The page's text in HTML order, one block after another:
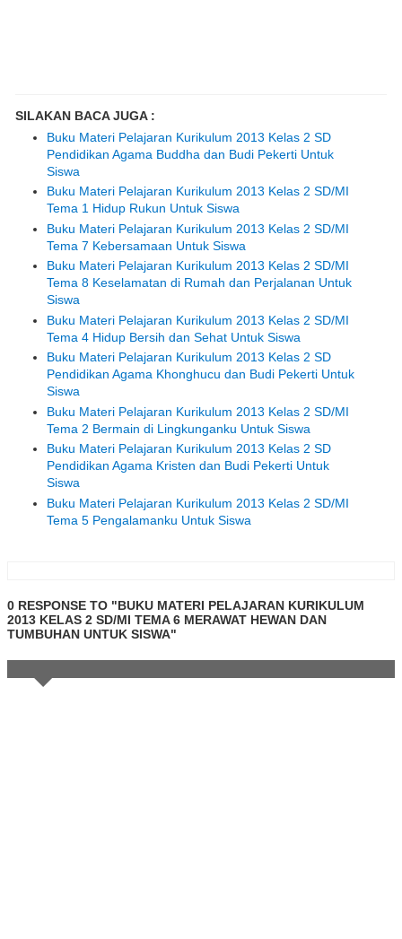
SILAKAN BACA JUGA :
Buku Materi Pelajaran Kurikulum 2013 Kelas 2 SD
Pendidikan Agama Buddha dan Budi Pekerti Untuk
Siswa
Buku Materi Pelajaran Kurikulum 2013 Kelas 2 SD/MI
Tema 1 Hidup Rukun Untuk Siswa
Buku Materi Pelajaran Kurikulum 2013 Kelas 2 SD/MI
Tema 7 Kebersamaan Untuk Siswa
Buku Materi Pelajaran Kurikulum 2013 Kelas 2 SD/MI
Tema 8 Keselamatan di Rumah dan Perjalanan Untuk
Siswa
Buku Materi Pelajaran Kurikulum 2013 Kelas 2 SD/MI
Tema 4 Hidup Bersih dan Sehat Untuk Siswa
Buku Materi Pelajaran Kurikulum 2013 Kelas 2 SD
Pendidikan Agama Khonghucu dan Budi Pekerti Untuk
Siswa
Buku Materi Pelajaran Kurikulum 2013 Kelas 2 SD/MI
Tema 2 Bermain di Lingkunganku Untuk Siswa
Buku Materi Pelajaran Kurikulum 2013 Kelas 2 SD
Pendidikan Agama Kristen dan Budi Pekerti Untuk
Siswa
Buku Materi Pelajaran Kurikulum 2013 Kelas 2 SD/MI
Tema 5 Pengalamanku Untuk Siswa
0 RESPONSE TO "BUKU MATERI PELAJARAN KURIKULUM
2013 KELAS 2 SD/MI TEMA 6 MERAWAT HEWAN DAN
TUMBUHAN UNTUK SISWA"